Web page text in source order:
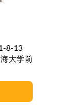
8-13
大学前